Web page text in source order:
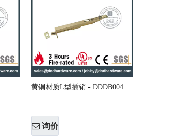
黄铜材质L型插销 - DDDB004
询价